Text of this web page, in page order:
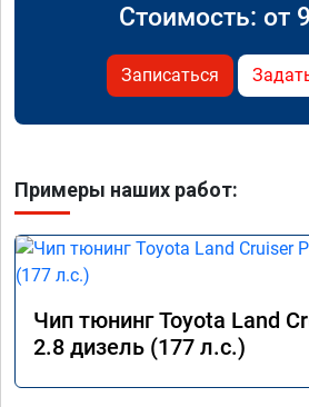
Стоимость: от
Записаться
Примеры наших работ:
Чип тюнинг Toyota Land
2.8 дизель (177 л.с.)